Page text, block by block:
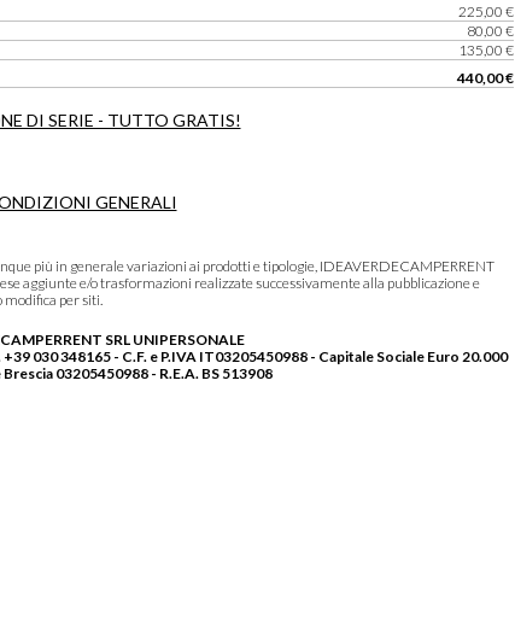
225,00 €
80,00 €
135,00 €
440,00 €
DI SERIE - TUTTO GRATIS!
GENERALI
più in generale variazioni ai prodotti e tipologie, IDEAVERDECAMPERRENT
aggiunte e/o trasformazioni realizzate successivamente alla pubblicazione e
per siti.
SRL UNIPERSONALE
030 348165 - C.F. e P.IVA IT03205450988 - Capitale Sociale Euro 20.000
Brescia 03205450988 - R.E.A. BS 513908